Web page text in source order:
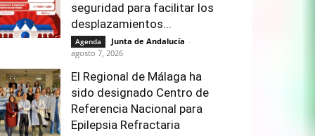
seguridad para facilitar los
desplazamientos...
Agenda Junta de Andalucía -
agosto 7, 2026
El Regional de Málaga ha
sido designado Centro de
Referencia Nacional para
Epilepsia Refractaria